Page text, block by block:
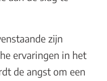
zijn
ervaringen in het
de angst om een